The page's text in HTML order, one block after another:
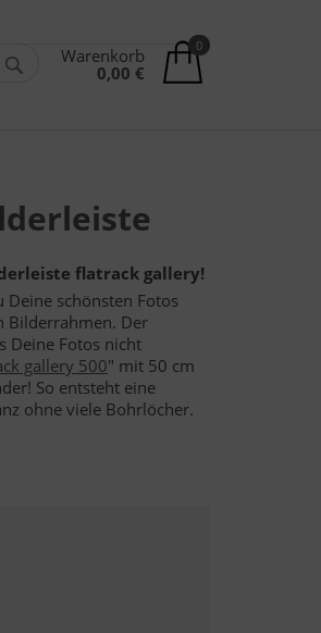
0
Warenkorb
0,00 €
flatrack gallery!
schönsten Fotos
Bilderrahmen. Der
Deine Fotos nicht
gallery 500" mit 50 cm
So entsteht eine
ohne viele Bohrlöcher.